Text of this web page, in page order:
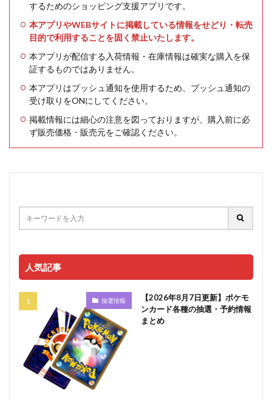
するためのショッピング支援アプリです。
本アプリやWEBサイトに掲載している情報をせどり・転売
目的で利用することを固く禁止いたします。
本アプリが配信する入荷情報・在庫情報は確実な購入を保
証するものではありません。
本アプリはプッシュ通知を使用するため、プッシュ通知の
受け取りをONにしてください。
掲載情報には細心の注意を図っておりますが、購入前に必
ず販売価格・販売元をご確認ください。
人気記事
抽選情報
【2026年8月7日更新】ポケモ
ンカード各種の抽選・予約情報
まとめ